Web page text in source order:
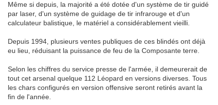
Même si depuis, la majorité a été dotée d'un système de tir guidé
par laser, d'un système de guidage de tir infrarouge et d'un
calculateur balistique, le matériel a considérablement vieilli.
Depuis 1994, plusieurs ventes publiques de ces blindés ont déjà
eu lieu, réduisant la puissance de feu de la Composante terre.
Selon les chiffres du service presse de l'armée, il demeurerait de
tout cet arsenal quelque 112 Léopard en versions diverses. Tous
les chars configurés en version offensive seront retirés avant la
fin de l'année.